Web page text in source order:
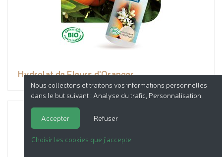
Hydrolat de Fleurs d'Oranger
Nous collectons et traitons vos informations personnelles
dans le but suivant : Analyse du trafic, Personnalisation
Accepter Refuser
Choisir les cookies que j'accepte